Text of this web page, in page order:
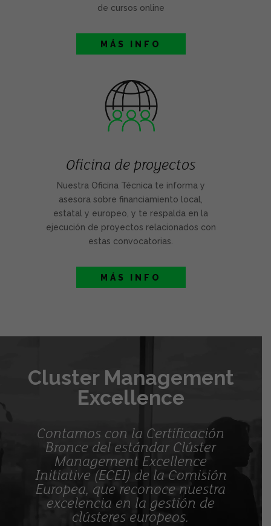
de cursos online
MÁS INFO
Oficina de proyectos
Nuestra Oficina Técnica te informa y
asesora sobre financiamiento local,
estatal y europeo, y te respalda en la
ejecución de proyectos relacionados con
estas convocatorias.
MÁS INFO
Cluster Management
Excellence
Contamos con la Certificación
Bronce del estándar Clúster
Management Excellence
Initiative (ECEI) de la Comisión
Europea, que reconoce nuestra
excelencia en la gestión de
clústeres europeos.